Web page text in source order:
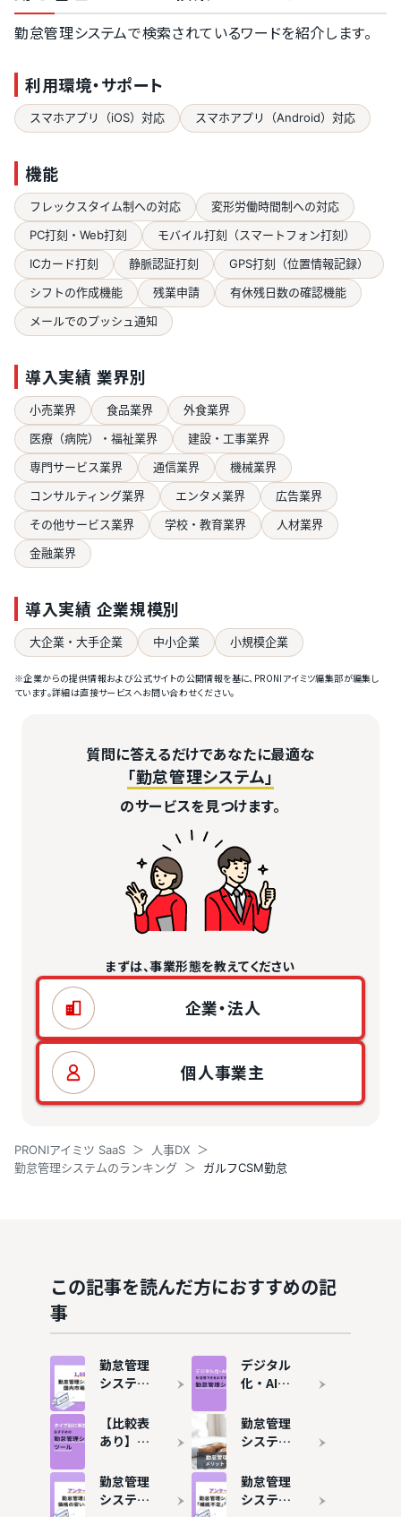
勤怠管理システムで検索されているワードを紹介します。
利用環境・サポート
スマホアプリ（iOS）対応 スマホアプリ（Android）対応
機能
フレックスタイム制への対応
変形労働時間制への対応
PC打刻・Web打刻
モバイル打刻（スマートフォン打刻）
ICカード打刻
静脈認証打刻
GPS打刻（位置情報記録）
シフトの作成機能
残業申請
有休残日数の確認機能
メールでのプッシュ通知
導入実績 業界別
小売業界 食品業界
外食業界
医療（病院）・福祉業界
建設・工事業界
専門サービス業界
通信業界
機械業界
コンサルティング業界
エンタメ業界
広告業界
その他サービス業界
学校・教育業界
人材業界
金融業界
導入実績 企業規模別
大企業・大手企業 中小企業 小規模企業
※企業からの提供情報および公式サイトの公開情報を基に、PRONIアイミツ編集部が編集し
ています。詳細は直接サービスへお問い合わせください。
質問に答えるだけであなたに最適な
「勤怠管理システム」
のサービスを見つけます。
まずは、事業形態を教えてください
企業・法人
個人事業主
PRONIアイミツ SaaS
人事DX
勤怠管理システムのランキング
ガルフCSM勤怠
この記事を読んだ方におすすめの記
事
勤怠管理
システム
ア・市場
規模は？
ツール7
選も紹介
デジタル
化・AI導
（旧IT導
入補助
怠管理シ
ステムを
導入する
【比較表
あり】勤
ステムお
すすめ15
勤怠管理
システム
リット・
デメリッ
勤怠管理
システム
勤怠管理
システム